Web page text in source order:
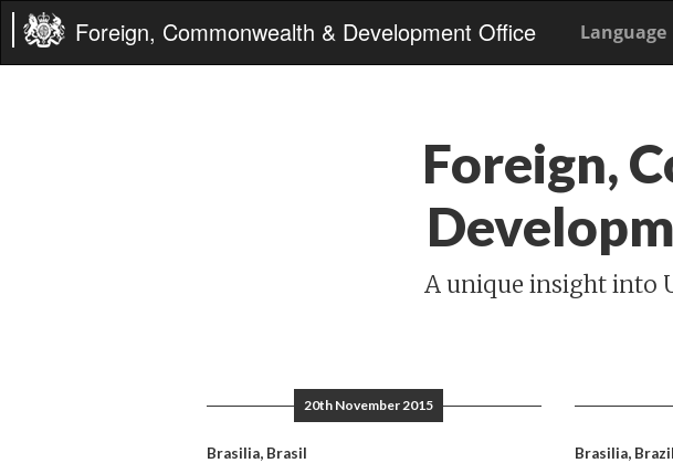
Foreign, Commonwealth & Development Office Language
Foreign,
A unique insight into
20th November 2015
Brasilia, Brasil Brasilia, Brazil